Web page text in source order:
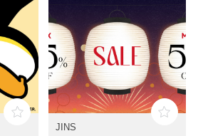
JINS